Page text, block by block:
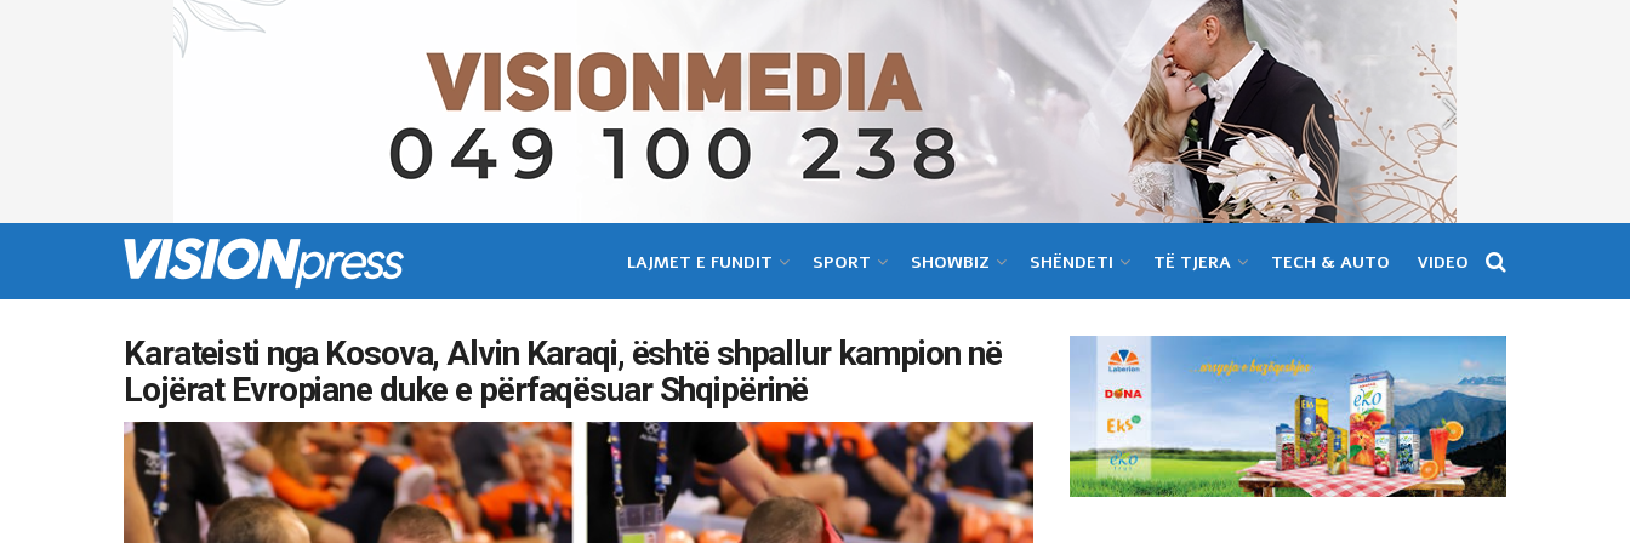
LAJMET E FUNDIT SPORT SHOWBIZ SHËNDETI TË TJERA TECH & AUTO VIDEO
Karateisti nga Kosova, Alvin Karaqi, është shpallur kampion në
Lojërat Evropiane duke e përfaqësuar Shqipërinë